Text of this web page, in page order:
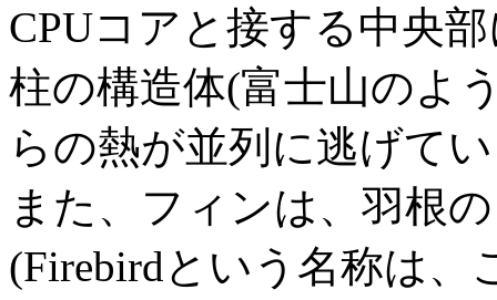
CPUコアと接する中央
柱の構造体(富士山のよ
らの熱が並列に逃げて
また、フィンは、羽根
(Firebirdという名称は